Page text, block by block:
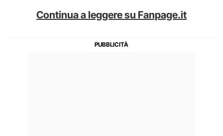
Continua a leggere su Fanpage.it